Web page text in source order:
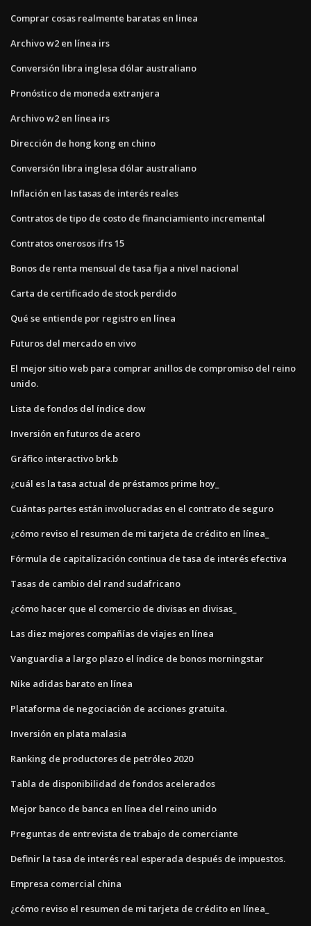
Comprar cosas realmente baratas en linea
Archivo w2 en línea irs
Conversión libra inglesa dólar australiano
Pronóstico de moneda extranjera
Archivo w2 en línea irs
Dirección de hong kong en chino
Conversión libra inglesa dólar australiano
Inflación en las tasas de interés reales
Contratos de tipo de costo de financiamiento incremental
Contratos onerosos ifrs 15
Bonos de renta mensual de tasa fija a nivel nacional
Carta de certificado de stock perdido
Qué se entiende por registro en línea
Futuros del mercado en vivo
El mejor sitio web para comprar anillos de compromiso del reino
unido.
Lista de fondos del índice dow
Inversión en futuros de acero
Gráfico interactivo brk.b
¿cuál es la tasa actual de préstamos prime hoy_
Cuántas partes están involucradas en el contrato de seguro
¿cómo reviso el resumen de mi tarjeta de crédito en línea_
Fórmula de capitalización continua de tasa de interés efectiva
Tasas de cambio del rand sudafricano
¿cómo hacer que el comercio de divisas en divisas_
Las diez mejores compañías de viajes en línea
Vanguardia a largo plazo el índice de bonos morningstar
Nike adidas barato en línea
Plataforma de negociación de acciones gratuita.
Inversión en plata malasia
Ranking de productores de petróleo 2020
Tabla de disponibilidad de fondos acelerados
Mejor banco de banca en línea del reino unido
Preguntas de entrevista de trabajo de comerciante
Definir la tasa de interés real esperada después de impuestos.
Empresa comercial china
¿cómo reviso el resumen de mi tarjeta de crédito en línea_